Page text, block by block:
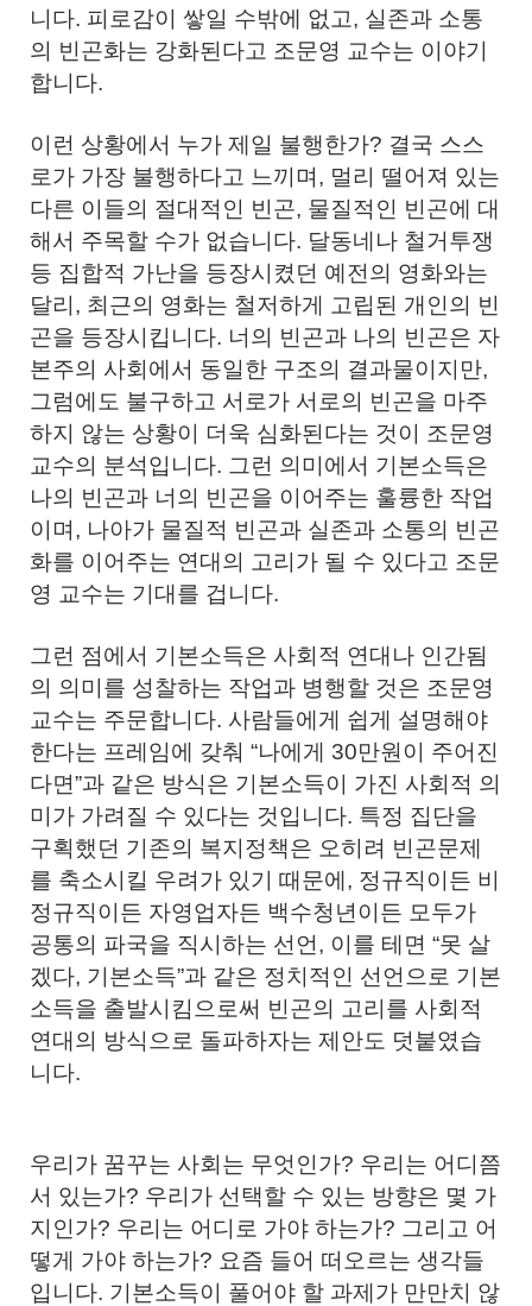
니다. 피로감이 쌓일 수밖에 없고, 실존과 소통
의 빈곤화는 강화된다고 조문영 교수는 이야기
합니다.
이런 상황에서 누가 제일 불행한가? 결국 스스
로가 가장 불행하다고 느끼며, 멀리 떨어져 있는
다른 이들의 절대적인 빈곤, 물질적인 빈곤에 대
해서 주목할 수가 없습니다. 달동네나 철거투쟁
등 집합적 가난을 등장시켰던 예전의 영화와는
달리, 최근의 영화는 철저하게 고립된 개인의 빈
곤을 등장시킵니다. 너의 빈곤과 나의 빈곤은 자
본주의 사회에서 동일한 구조의 결과물이지만,
그럼에도 불구하고 서로가 서로의 빈곤을 마주
하지 않는 상황이 더욱 심화된다는 것이 조문영
교수의 분석입니다. 그런 의미에서 기본소득은
나의 빈곤과 너의 빈곤을 이어주는 훌륭한 작업
이며, 나아가 물질적 빈곤과 실존과 소통의 빈곤
화를 이어주는 연대의 고리가 될 수 있다고 조문
영 교수는 기대를 겁니다.
그런 점에서 기본소득은 사회적 연대나 인간됨
의 의미를 성찰하는 작업과 병행할 것은 조문영
교수는 주문합니다. 사람들에게 쉽게 설명해야
한다는 프레임에 갖춰 “나에게 30만원이 주어진
다면”과 같은 방식은 기본소득이 가진 사회적 의
미가 가려질 수 있다는 것입니다. 특정 집단을
구획했던 기존의 복지정책은 오히려 빈곤문제
를 축소시킬 우려가 있기 때문에, 정규직이든 비
정규직이든 자영업자든 백수청년이든 모두가
공통의 파국을 직시하는 선언, 이를 테면 “못 살
겠다, 기본소득”과 같은 정치적인 선언으로 기본
소득을 출발시킴으로써 빈곤의 고리를 사회적
연대의 방식으로 돌파하자는 제안도 덧붙였습
니다.
우리가 꿈꾸는 사회는 무엇인가? 우리는 어디쯤
서 있는가? 우리가 선택할 수 있는 방향은 몇 가
지인가? 우리는 어디로 가야 하는가? 그리고 어
떻게 가야 하는가? 요즘 들어 떠오르는 생각들
입니다. 기본소득이 풀어야 할 과제가 만만치 않